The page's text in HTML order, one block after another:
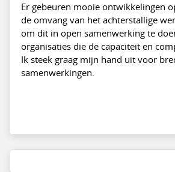
Er gebeuren mooie ontwikkelingen
de omvang van het achterstallige
om dit in open samenwerking te
organisaties die de capaciteit en
Ik steek graag mijn hand uit voor
samenwerkingen.